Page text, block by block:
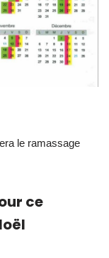
le ramassage
ce